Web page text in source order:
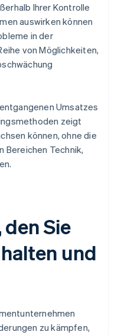
Ihrer Kontrolle
auswirken können
in der
von Möglichkeiten,
Umsatzes
zeigt
können, ohne die
Bereichen Technik,
den Sie
und
zu kämpfen,